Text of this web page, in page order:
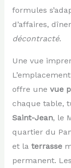
formules
d’affaires,
décontracté.
Une vue
offre une vue
chaque table,
Saint-Jean, le
quartier du
et la terrasse
permanent. Les